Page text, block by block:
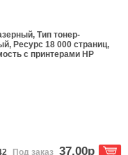
, Типтонер-
, Ресурс18 000 страниц,
с принтерами HP
Под заказ 37,00р